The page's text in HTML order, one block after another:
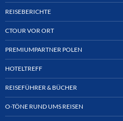
REISEBERICHTE
CTOUR VOR ORT
PREMIUMPARTNER POLEN
HOTELTREFF
REISEFÜHRER & BÜCHER
O-TÖNE RUND UMS REISEN